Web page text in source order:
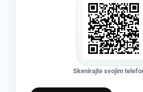
Skenirajte svojim